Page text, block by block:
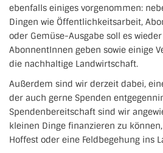
ebenfalls einiges vorgenommen:
Dingen wie Öffentlichkeitsarbeit,
oder Gemüse-Ausgabe soll es
AbonnentInnen geben sowie einige
die nachhaltige Landwirtschaft.
Außerdem sind wir derzeit dabei,
der auch gerne Spenden
Spendenbereitschaft sind wir
kleinen Dinge finanzieren zu
Hoffest oder eine Feldbegehung ins